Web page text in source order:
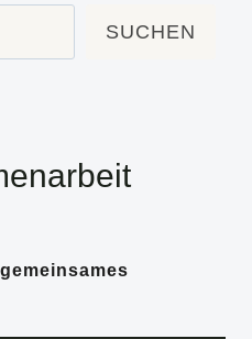
SUCHEN